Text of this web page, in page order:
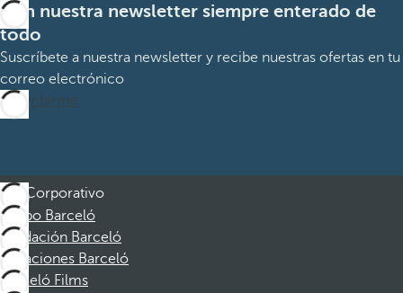
Con nuestra newsletter siempre enterado de
todo
Suscríbete a nuestra newsletter y recibe nuestras ofertas en tu
correo electrónico
Suscribirme
Corporativo
Grupo Barceló
Fundación Barceló
Vacaciones Barceló
Barceló Films